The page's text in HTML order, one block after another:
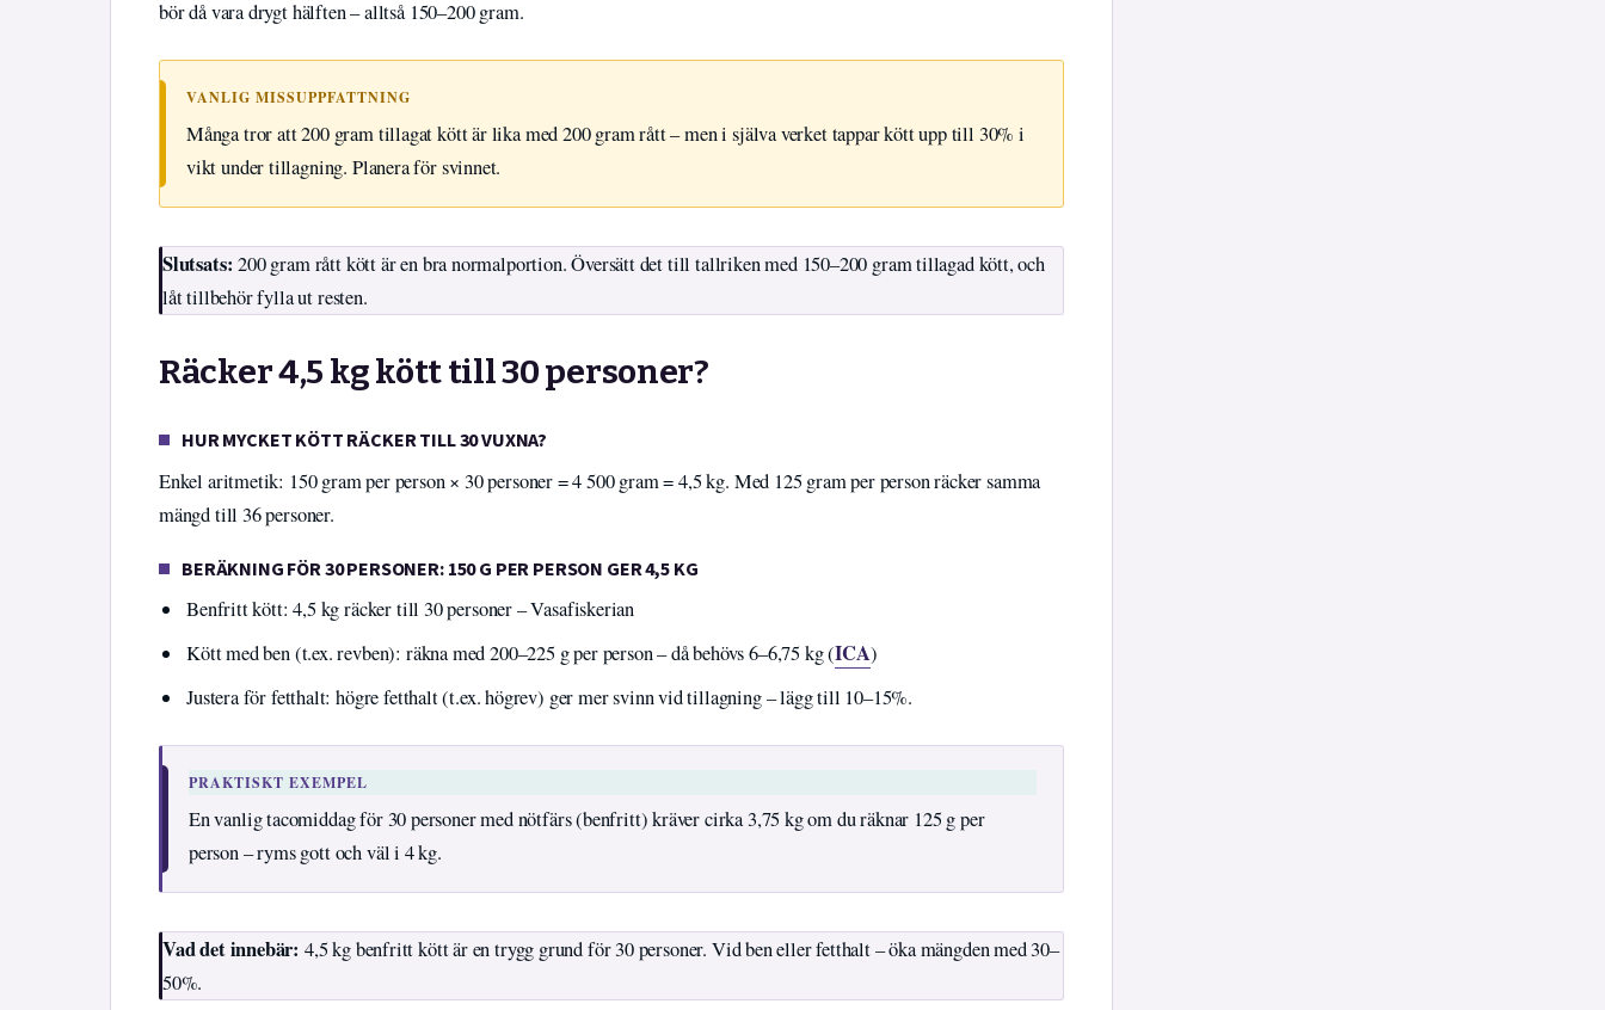
bör då vara drygt hälften – alltså 150–200 gram.
VANLIG MISSUPPFATTNING
Många tror att 200 gram tillagat kött är lika med 200 gram rått – men i själva verket tappar kött upp till 30% i
vikt under tillagning. Planera för svinnet.
Slutsats: 200 gram rått kött är en bra normalportion. Översätt det till tallriken med 150–200 gram tillagad kött, och
låt tillbehör fylla ut resten.
Räcker 4,5 kg kött till 30 personer?
HUR MYCKET KÖTT RÄCKER TILL 30 VUXNA?
Enkel aritmetik: 150 gram per person × 30 personer = 4 500 gram = 4,5 kg. Med 125 gram per person räcker samma
mängd till 36 personer.
BERÄKNING FÖR 30 PERSONER: 150 G PER PERSON GER 4,5 KG
Benfritt kött: 4,5 kg räcker till 30 personer – Vasafiskerian
Kött med ben (t.ex. revben): räkna med 200–225 g per person – då behövs 6–6,75 kg (ICA)
Justera för fetthalt: högre fetthalt (t.ex. högrev) ger mer svinn vid tillagning – lägg till 10–15%.
PRAKTISKT EXEMPEL
En vanlig tacomiddag för 30 personer med nötfärs (benfritt) kräver cirka 3,75 kg om du räknar 125 g per
person – ryms gott och väl i 4 kg.
Vad det innebär: 4,5 kg benfritt kött är en trygg grund för 30 personer. Vid ben eller fetthalt – öka mängden med 30–
50%.